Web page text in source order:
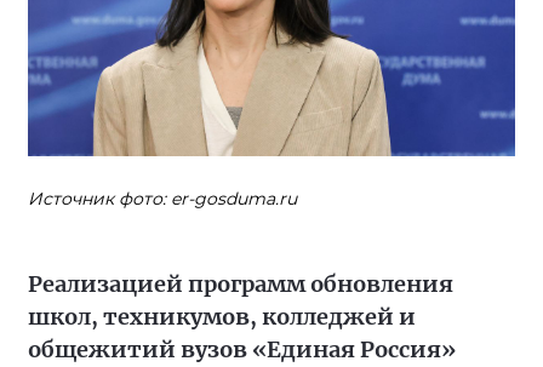
Источник фото: er-gosduma.ru
Реализацией программ обновления
школ, техникумов, колледжей и
общежитий вузов «Единая Россия»